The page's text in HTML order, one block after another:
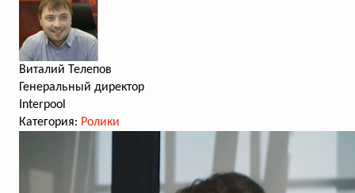
Виталий Телепов
Генеральный директор
Interpool
Категория: Ролики